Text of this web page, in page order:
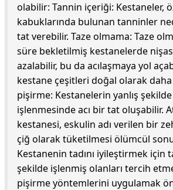
olabilir: Tannin içeriği: Kestaneler,
kabuklarında bulunan tanninler
tat verebilir. Taze olmama: Taze
süre bekletilmiş kestanelerde
azalabilir, bu da acılaşmaya yol
kestane çeşitleri doğal olarak daha
pişirme: Kestanelerin yanlış
işlenmesinde acı bir tat oluşabilir.
kestanesi, eskulin adı verilen bir
çiğ olarak tüketilmesi ölümcül
Kestanenin tadını iyileştirmek için
şekilde işlenmiş olanları tercih
pişirme yöntemlerini uygulamak